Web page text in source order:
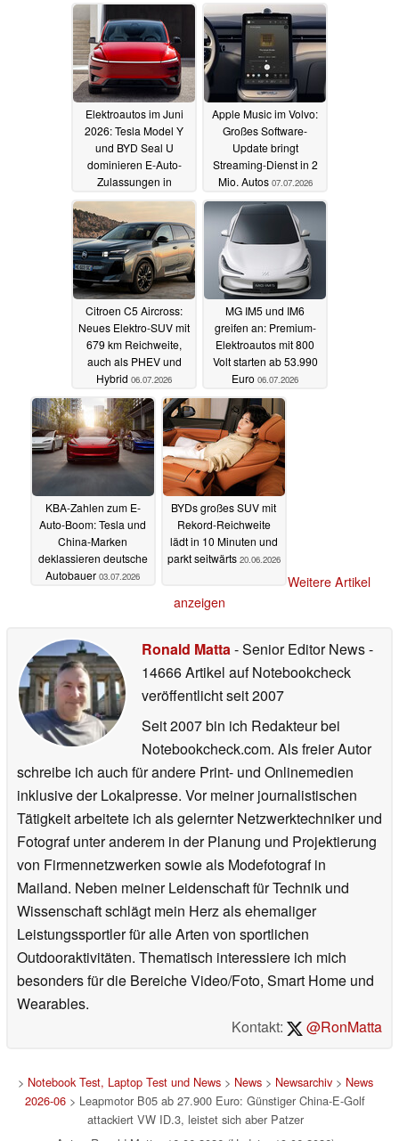
Elektroautos im Juni
2026: Tesla Model Y
und BYD Seal U
dominieren E-Auto-
Zulassungen in
Deutschland07.07.2026
Apple Music im Volvo:
Großes Software-
Update bringt
Streaming-Dienst in 2
Mio. Autos 07.07.2026
Citroen C5 Aircross:
Neues Elektro-SUV mit
679 km Reichweite,
auch als PHEV und
Hybrid 06.07.2026
MG IM5 und IM6
greifen an: Premium-
Elektroautos mit 800
Volt starten ab 53.990
Euro 06.07.2026
KBA-Zahlen zum E-
Auto-Boom: Tesla und
China-Marken
deklassieren deutsche
Autobauer 03.07.2026
BYDs großes SUV mit
Rekord-Reichweite
lädt in 10 Minuten und
parkt seitwärts 20.06.2026
Weitere Artikel
anzeigen
Ronald Matta- Senior Editor News-
14666 Artikel auf Notebookcheck
veröffentlichtseit 2007
Seit 2007 bin ich Redakteur bei
Notebookcheck.com. Als freier Autor
schreibe ich auch für andere Print- und Onlinemedien
inklusive der Lokalpresse. Vor meiner journalistischen
Tätigkeit arbeitete ich als gelernter Netzwerktechniker und
Fotograf unter anderem in der Planung und Projektierung
von Firmennetzwerken sowie als Modefotograf in
Mailand. Neben meiner Leidenschaft für Technik und
Wissenschaft schlägt mein Herz als ehemaliger
Leistungssportler für alle Arten von sportlichen
Outdooraktivitäten. Thematisch interessiere ich mich
besonders für die Bereiche Video/Foto, Smart Home und
Wearables.
Kontakt:
@RonMatta
> Notebook Test, Laptop Test und News> News> Newsarchiv> News
2026-06 > Leapmotor B05 ab 27.900 Euro: Günstiger China-E-Golf
attackiert VW ID.3, leistet sich aber Patzer